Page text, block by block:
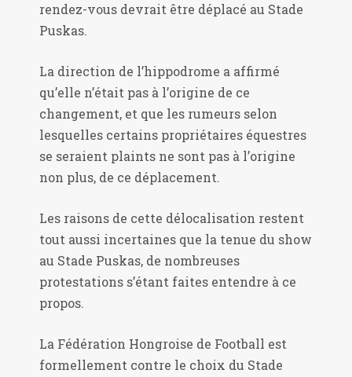
rendez-vous devrait être déplacé au Stade
Puskas.
La direction de l’hippodrome a affirmé
qu’elle n’était pas à l’origine de ce
changement, et que les rumeurs selon
lesquelles certains propriétaires équestres
se seraient plaints ne sont pas à l’origine
non plus, de ce déplacement.
Les raisons de cette délocalisation restent
tout aussi incertaines que la tenue du show
au Stade Puskas, de nombreuses
protestations s’étant faites entendre à ce
propos.
La Fédération Hongroise de Football est
formellement contre le choix du Stade